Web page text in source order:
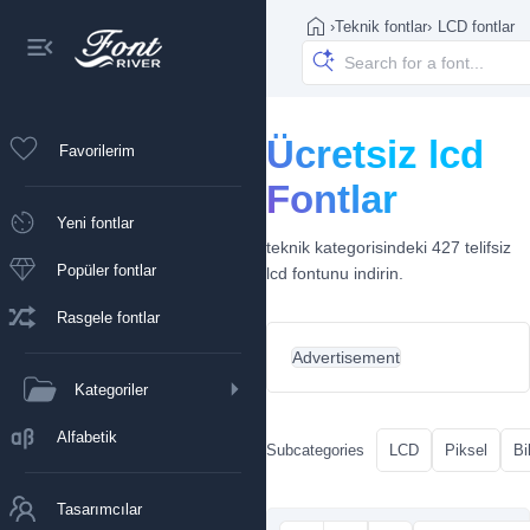
Favorilerim
Yeni fontlar
Popüler fontlar
Rasgele fontlar
Kategoriler
Alfabetik
Tasarımcılar
›Teknik fontlar› LCD fontlar
Ücretsiz lcd
Fontlar
teknik kategorisindeki 427 telifsiz
lcd fontunu indirin.
Advertisement
Subcategories LCD Piksel